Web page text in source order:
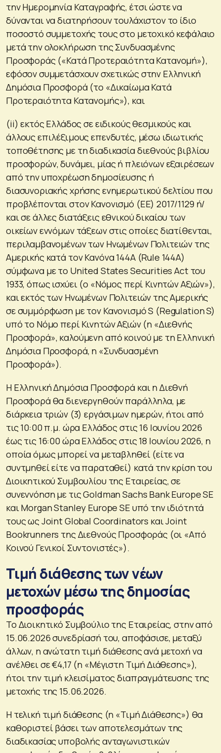
την Ημερομηνία Καταγραφής, έτσι ώστε να
δύνανται να διατηρήσουν τουλάχιστον το ίδιο
ποσοστό συμμετοχής τους στο μετοχικό κεφάλαιο
μετά την ολοκλήρωση της Συνδυασμένης
Προσφοράς («Κατά Προτεραιότητα Κατανομή»),
εφόσον συμμετάσχουν σχετικώς στην Ελληνική
Δημόσια Προσφορά (το «Δικαίωμα Κατά
Προτεραιότητα Κατανομής»), και
(ii) εκτός Ελλάδος σε ειδικούς θεσμικούς και
άλλους επιλέξιμους επενδυτές, μέσω ιδιωτικής
τοποθέτησης με τη διαδικασία διεθνούς βιβλίου
προσφορών, δυνάμει, μίας ή πλειόνων εξαιρέσεων
από την υποχρέωση δημοσίευσης ή
διασυνοριακής χρήσης ενημερωτικού δελτίου που
προβλέπονται στον Κανονισμό (ΕΕ) 2017/1129 ή/
και σε άλλες διατάξεις εθνικού δικαίου των
οικείων εννόμων τάξεων στις οποίες διατίθενται,
περιλαμβανομένων των Ηνωμένων Πολιτειών της
Αμερικής κατά τον Κανόνα 144Α (Rule 144A)
σύμφωνα με το United States Securities Act του
1933, όπως ισχύει (ο «Νόμος περί Κινητών Αξιών»),
και εκτός των Ηνωμένων Πολιτειών της Αμερικής
σε συμμόρφωση με τον Κανονισμό S (Regulation S)
υπό το Νόμο περί Κινητών Αξιών (η «Διεθνής
Προσφορά», καλούμενη από κοινού με τη Ελληνική
Δημόσια Προσφορά, η «Συνδυασμένη
Προσφορά»).
Η Ελληνική Δημόσια Προσφορά και η Διεθνή
Προσφορά θα διενεργηθούν παράλληλα, με
διάρκεια τριών (3) εργάσιμων ημερών, ήτοι από
τις 10:00 π.μ. ώρα Ελλάδος στις 16 Ιουνίου 2026
έως τις 16:00 ώρα Ελλάδος στις 18 Ιουνίου 2026, η
οποία όμως μπορεί να μεταβληθεί (είτε να
συντμηθεί είτε να παραταθεί) κατά την κρίση του
Διοικητικού Συμβουλίου της Εταιρείας, σε
συνεννόηση με τις Goldman Sachs Bank Europe SE
και Morgan Stanley Europe SE υπό την ιδιότητά
τους ως Joint Global Coordinators και Joint
Bookrunners της Διεθνούς Προσφοράς (οι «Από
Κοινού Γενικοί Συντονιστές»).
Τιμή διάθεσης των νέων
μετοχών μέσω της δημοσίας
προσφοράς
Το Διοικητικό Συμβούλιο της Εταιρείας, στην από
15.06.2026 συνεδρίασή του, αποφάσισε, μεταξύ
άλλων, η ανώτατη τιμή διάθεσης ανά μετοχή να
ανέλθει σε €4,17 (η «Μέγιστη Τιμή Διάθεσης»),
ήτοι την τιμή κλεισίματος διαπραγμάτευσης της
μετοχής της 15.06.2026.
H τελική τιμή διάθεσης (η «Τιμή Διάθεσης») θα
καθοριστεί βάσει των αποτελεσμάτων της
διαδικασίας υποβολής ανταγωνιστικών